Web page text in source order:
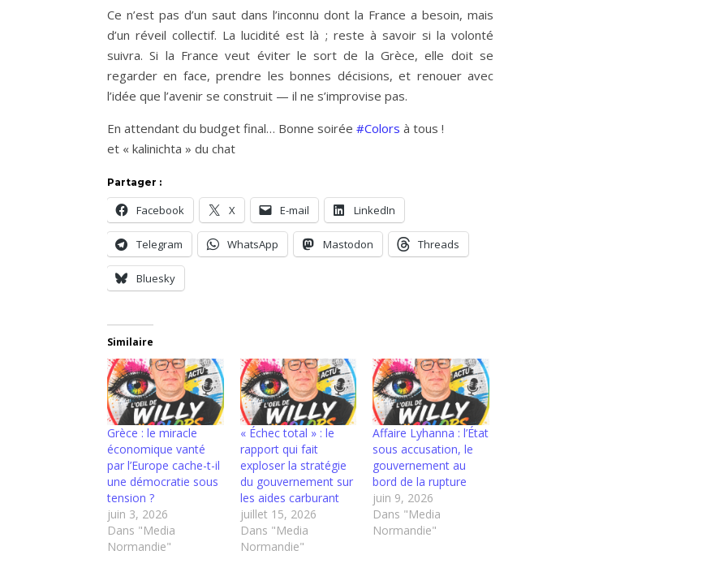
Ce n’est pas d’un saut dans l’inconnu dont la France a besoin, mais
d’un réveil collectif. La lucidité est là ; reste à savoir si la volonté
suivra. Si la France veut éviter le sort de la Grèce, elle doit se
regarder en face, prendre les bonnes décisions, et renouer avec
l’idée que l’avenir se construit — il ne s’improvise pas.
En attendant du budget final… Bonne soirée #Colors à tous !
et « kalinichta » du chat
Partager :
Facebook X E-mail LinkedIn
Telegram WhatsApp Mastodon Threads
Bluesky
Similaire
Grèce : le miracle
économique vanté
par l’Europe cache-t-il
une démocratie sous
tension ?
juin 3, 2026
Dans "Media
Normandie"
« Échec total » : le
rapport qui fait
exploser la stratégie
du gouvernement sur
les aides carburant
juillet 15, 2026
Dans "Media
Normandie"
Affaire Lyhanna : l’État
sous accusation, le
gouvernement au
bord de la rupture
juin 9, 2026
Dans "Media
Normandie"